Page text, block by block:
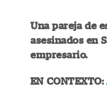
Una pareja de
asesinados en
empresario.
EN CONTEXTO: